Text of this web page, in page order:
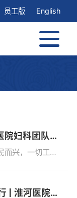
员工版 English
【淮医好人榜】淮河医院妇科团队暖心救治获赞：以仁心仁术书写生命答卷
我们党为人民而生、因人民而兴，一切工作都是为了人民的幸福。我们要始终坚持人民至上，树立和践行正确政绩观，创造经得起实践、人民、历史检验的实绩。——习近平2026年2月14日在二O二六年春节团拜会上的讲话近日，河南大学淮河医院收到一封来自患者家属王先生的手写感谢信，信中字字恳切：“主任医师任璐、副主任医师曹芹雪，你们把病人当成了自己的亲人，你们精湛的医术让人敬佩，高尚的医德令人感动！”这封感谢信...
春风登城阙 巾帼踏青行 | 淮河医院开展“三八”国际妇女节城墙踏青活动